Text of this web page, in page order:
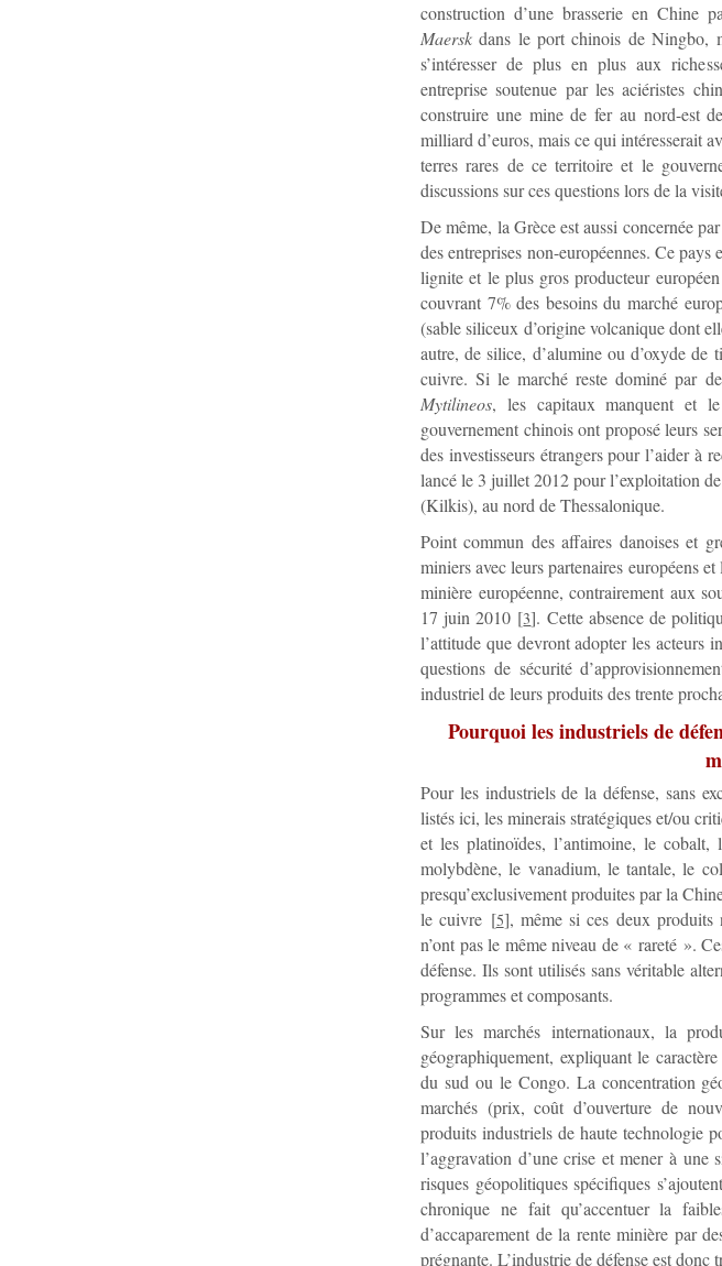
construction d’une brasserie en Chine
Maersk dans le port chinois de Ningbo,
s’intéresser de plus en plus aux
entreprise soutenue par les aciéristes
construire une mine de fer au nord-est
milliard d’euros, mais ce qui intéresserait
terres rares de ce territoire et le
discussions sur ces questions lors de la
De même, la Grèce est aussi concernée
des entreprises non-européennes. Ce
lignite et le plus gros producteur
couvrant 7% des besoins du marché
(sable siliceux d’origine volcanique dont
autre, de silice, d’alumine ou d’oxyde de
cuivre. Si le marché reste dominé par
Mytilineos, les capitaux manquent et le
gouvernement chinois ont proposé leurs
des investisseurs étrangers pour l’aider à
lancé le 3 juillet 2012 pour l’exploitation
(Kilkis), au nord de Thessalonique.
Point commun des affaires danoises et
miniers avec leurs partenaires européens
minière européenne, contrairement aux
17 juin 2010 [3]. Cette absence de
l’attitude que devront adopter les acteurs
questions de sécurité
industriel de leurs produits des trente
Pourquoi les industriels de
Pour les industriels de la défense, sans
listés ici, les minerais stratégiques et/ou
et les platinoïdes, l’antimoine, le
molybdène, le vanadium, le tantale, le
presqu’exclusivement produites par la
le cuivre [5], même si ces deux produits
n’ont pas le même niveau de « rareté ».
défense. Ils sont utilisés sans véritable
programmes et composants.
Sur les marchés internationaux, la
géographiquement, expliquant le
du sud ou le Congo. La concentration
marchés (prix, coût d’ouverture de
produits industriels de haute technologie
l’aggravation d’une crise et mener à
risques géopolitiques spécifiques
chronique ne fait qu’accentuer la
d’accaparement de la rente minière par
prégnante. L’industrie de défense est